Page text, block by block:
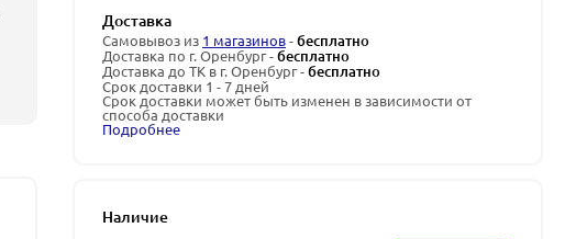
Доставка
Самовывоз из 1 магазинов-бесплатно
Доставка по г. Оренбург -бесплатно
Доставка до ТК в г. Оренбург -бесплатно
Срок доставки 1 - 7 дней
Срок доставки может быть изменен в зависимости от
способа доставки
Подробнее
Наличие